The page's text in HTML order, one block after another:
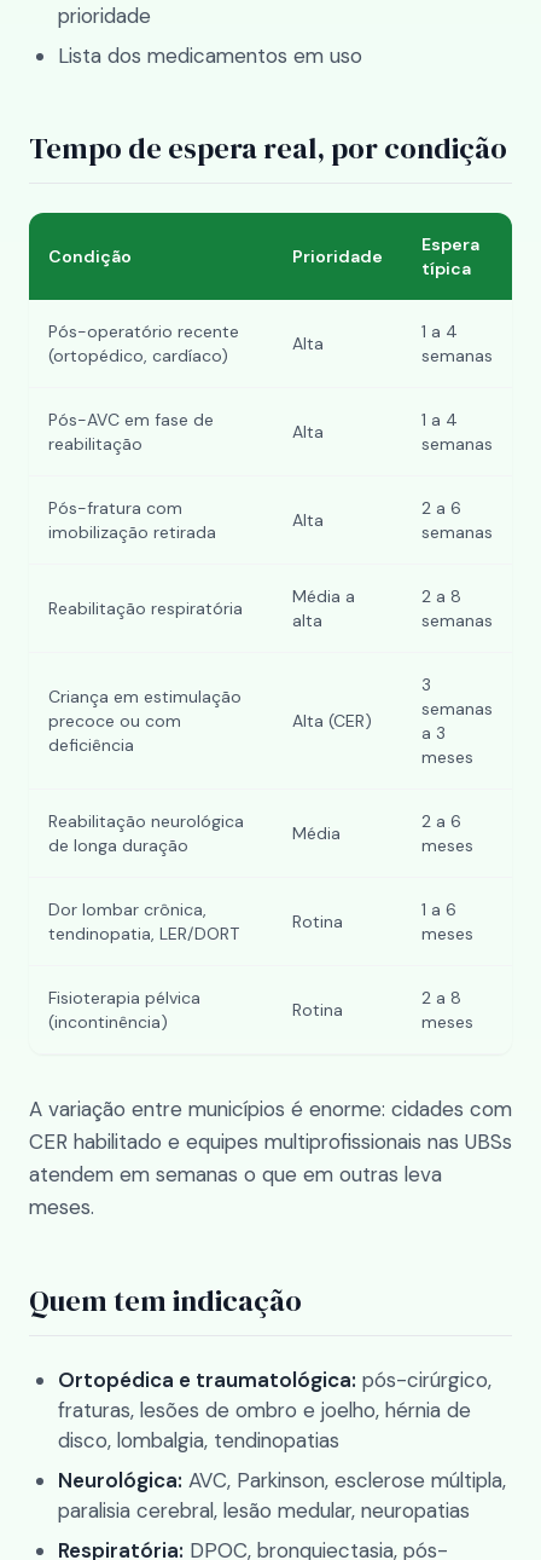
prioridade
Lista dos medicamentos em uso
Tempo de espera real, por condição
Condição Prioridade
Espera
típica
Pós-operatório recente
(ortopédico, cardíaco)
Alta
1 a 4
semanas
Pós-AVC em fase de
reabilitação
Alta
1 a 4
semanas
Pós-fratura com
imobilização retirada
Alta
2 a 6
semanas
Reabilitação respiratória
Média a
alta
2 a 8
semanas
Criança em estimulação
precoce ou com
deficiência
Alta (CER)
3
semanas
a 3
meses
Reabilitação neurológica
de longa duração
Média
2 a 6
meses
Dor lombar crônica,
tendinopatia, LER/DORT
Rotina
1 a 6
meses
Fisioterapia pélvica
(incontinência)
Rotina
2 a 8
meses
A variação entre municípios é enorme: cidades com
CER habilitado e equipes multiprofissionais nas UBSs
atendem em semanas o que em outras leva
meses.
Quem tem indicação
Ortopédica e traumatológica: pós-cirúrgico,
fraturas, lesões de ombro e joelho, hérnia de
disco, lombalgia, tendinopatias
Neurológica: AVC, Parkinson, esclerose múltipla,
paralisia cerebral, lesão medular, neuropatias
Respiratória: DPOC, bronquiectasia, pós-